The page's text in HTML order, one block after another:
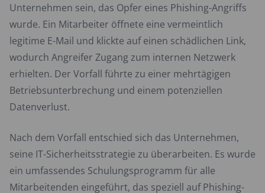
Unternehmen sein, das Opfer eines Phishing-Angriffs
wurde. Ein Mitarbeiter öffnete eine vermeintlich
legitime E-Mail und klickte auf einen schädlichen Link,
wodurch Angreifer Zugang zum internen Netzwerk
erhielten. Der Vorfall führte zu einer mehrtägigen
Betriebsunterbrechung und einem potenziellen
Datenverlust.
Nach dem Vorfall entschied sich das Unternehmen,
seine IT-Sicherheitsstrategie zu überarbeiten. Es wurde
ein umfassendes Schulungsprogramm für alle
Mitarbeitenden eingeführt, das speziell auf Phishing-